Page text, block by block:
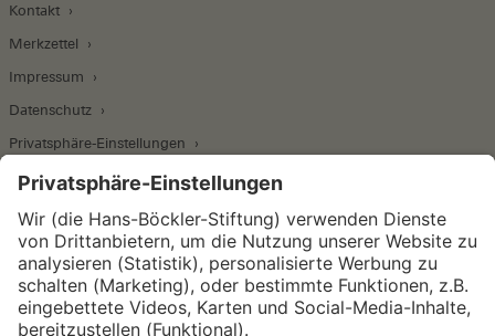
Kontakt
Merkzettel
Impressum
Datenschutz
Privatsphäre-Einstellungen
Wirtschafts- und Sozialwissenschaftliches Institut
Institut für Makroökonomie und